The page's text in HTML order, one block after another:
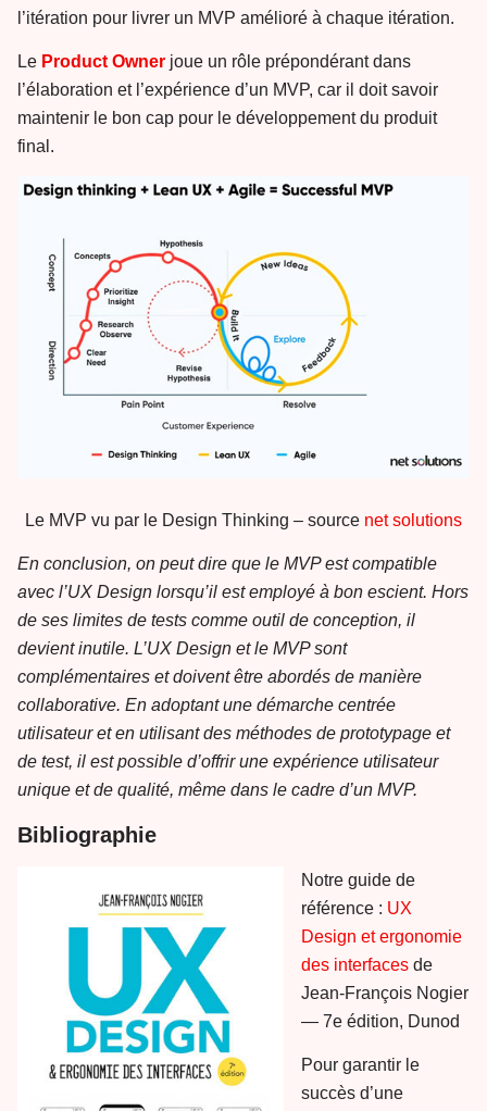
l’itération pour livrer un MVP amélioré à chaque itération.
Le Product Owner joue un rôle prépondérant dans
l’élaboration et l’expérience d’un MVP, car il doit savoir
maintenir le bon cap pour le développement du produit
final.
Le MVP vu par le Design Thinking – source net solutions
En conclusion, on peut dire que le MVP est compatible
avec l’UX Design lorsqu’il est employé à bon escient. Hors
de ses limites de tests comme outil de conception, il
devient inutile. L’UX Design et le MVP sont
complémentaires et doivent être abordés de manière
collaborative. En adoptant une démarche centrée
utilisateur et en utilisant des méthodes de prototypage et
de test, il est possible d’offrir une expérience utilisateur
unique et de qualité, même dans le cadre d’un MVP.
Bibliographie
Notre guide de
référence : UX
Design et ergonomie
des interfaces de
Jean-François Nogier
— 7e édition, Dunod
Pour garantir le
succès d’une